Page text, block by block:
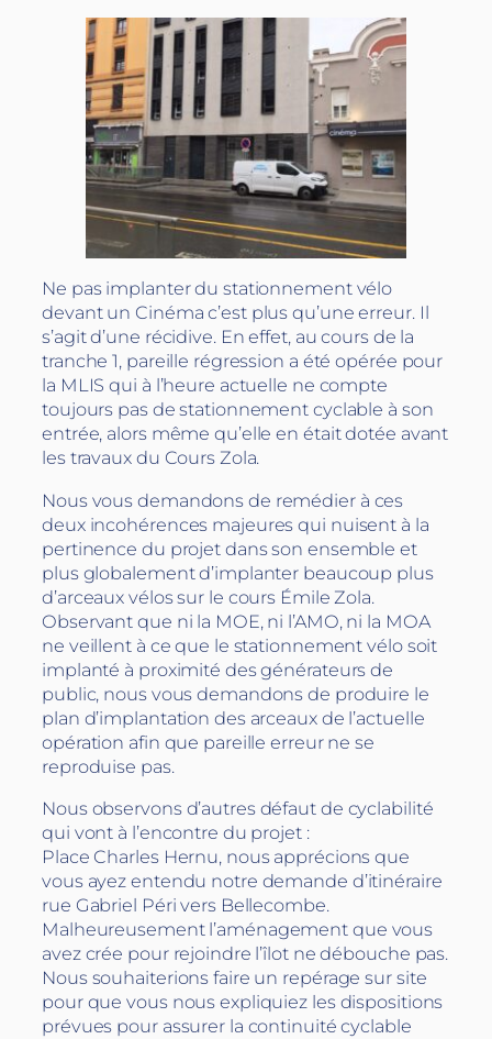
Ne pas implanter du stationnement vélo
devant un Cinéma c’est plus qu’une erreur. Il
s’agit d’une récidive. En effet, au cours de la
tranche 1, pareille régression a été opérée pour
la MLIS qui à l’heure actuelle ne compte
toujours pas de stationnement cyclable à son
entrée, alors même qu’elle en était dotée avant
les travaux du Cours Zola.
Nous vous demandons de remédier à ces
deux incohérences majeures qui nuisent à la
pertinence du projet dans son ensemble et
plus globalement d’implanter beaucoup plus
d’arceaux vélos sur le cours Émile Zola.
Observant que ni la MOE, ni l’AMO, ni la MOA
ne veillent à ce que le stationnement vélo soit
implanté à proximité des générateurs de
public, nous vous demandons de produire le
plan d’implantation des arceaux de l’actuelle
opération afin que pareille erreur ne se
reproduise pas.
Nous observons d’autres défaut de cyclabilité
qui vont à l’encontre du projet :
Place Charles Hernu, nous apprécions que
vous ayez entendu notre demande d’itinéraire
rue Gabriel Péri vers Bellecombe.
Malheureusement l’aménagement que vous
avez crée pour rejoindre l’îlot ne débouche pas.
Nous souhaiterions faire un repérage sur site
pour que vous nous expliquiez les dispositions
prévues pour assurer la continuité cyclable